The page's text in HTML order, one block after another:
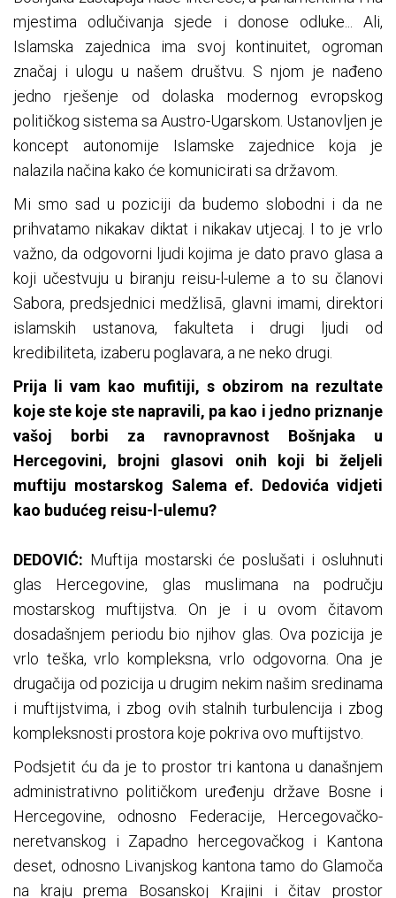
mjestima odlučivanja sjede i donose odluke... Ali,
Islamska zajednica ima svoj kontinuitet, ogroman
značaj i ulogu u našem društvu. S njom je nađeno
jedno rješenje od dolaska modernog evropskog
političkog sistema sa Austro-Ugarskom. Ustanovljen je
koncept autonomije Islamske zajednice koja je
nalazila načina kako će komunicirati sa državom.
Mi smo sad u poziciji da budemo slobodni i da ne
prihvatamo nikakav diktat i nikakav utjecaj. I to je vrlo
važno, da odgovorni ljudi kojima je dato pravo glasa a
koji učestvuju u biranju reisu-l-uleme a to su članovi
Sabora, predsjednici medžlisā, glavni imami, direktori
islamskih ustanova, fakulteta i drugi ljudi od
kredibiliteta, izaberu poglavara, a ne neko drugi.
Prija li vam kao mufitiji, s obzirom na rezultate
koje ste koje ste napravili, pa kao i jedno priznanje
vašoj borbi za ravnopravnost Bošnjaka u
Hercegovini, brojni glasovi onih koji bi željeli
muftiju mostarskog Salema ef. Dedovića vidjeti
kao budućeg reisu-l-ulemu?
DEDOVIĆ: Muftija mostarski će poslušati i osluhnuti
glas Hercegovine, glas muslimana na području
mostarskog muftijstva. On je i u ovom čitavom
dosadašnjem periodu bio njihov glas. Ova pozicija je
vrlo teška, vrlo kompleksna, vrlo odgovorna. Ona je
drugačija od pozicija u drugim nekim našim sredinama
i muftijstvima, i zbog ovih stalnih turbulencija i zbog
kompleksnosti prostora koje pokriva ovo muftijstvo.
Podsjetit ću da je to prostor tri kantona u današnjem
administrativno političkom uređenju države Bosne i
Hercegovine, odnosno Federacije, Hercegovačko-
neretvanskog i Zapadno hercegovačkog i Kantona
deset, odnosno Livanjskog kantona tamo do Glamoča
na kraju prema Bosanskoj Krajini i čitav prostor